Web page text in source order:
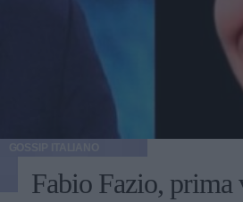
Fabio Fazio,